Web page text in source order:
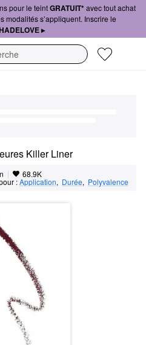
pour le teintGRATUIT*avec tout achat
modalités s’appliquent. Inscrire le
▸
Killer Liner
| 68.9K
:Application, Durée, Polyvalence